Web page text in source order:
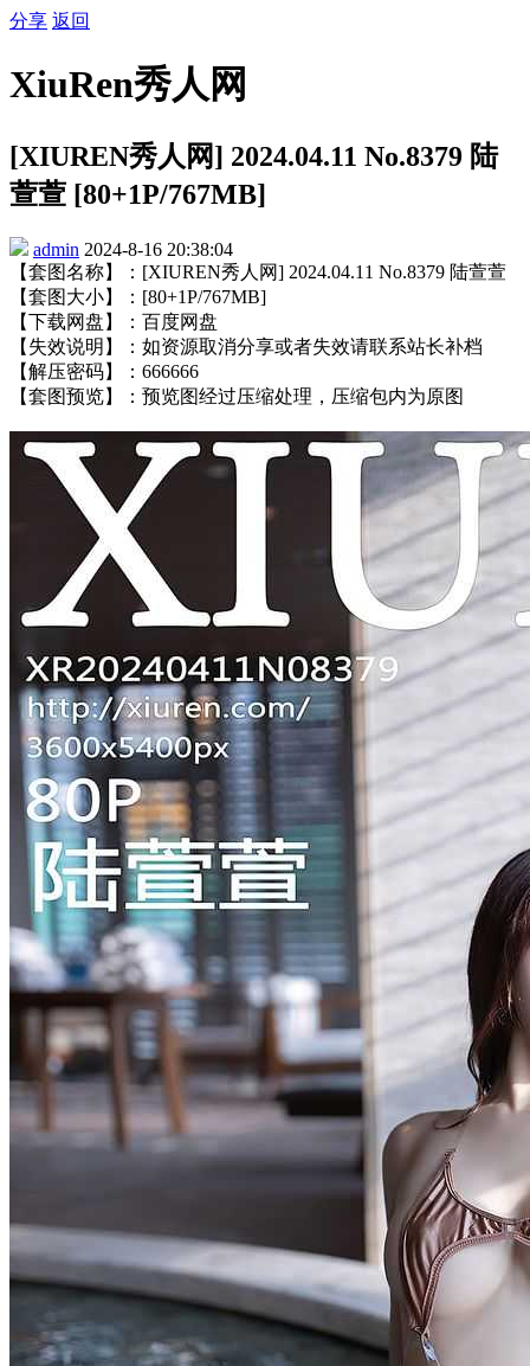
分享 返回
XiuRen秀人网
[XIUREN秀人网] 2024.04.11 No.8379 陆
萱萱 [80+1P/767MB]
admin 2024-8-16 20:38:04
【套图名称】：[XIUREN秀人网] 2024.04.11 No.8379 陆萱萱
【套图大小】：[80+1P/767MB]
【下载网盘】：百度网盘
【失效说明】：如资源取消分享或者失效请联系站长补档
【解压密码】：666666
【套图预览】：预览图经过压缩处理，压缩包内为原图